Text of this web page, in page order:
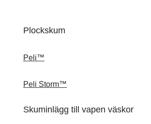
Plockskum
Peli™
Peli Storm™
Skuminlägg till vapen väskor